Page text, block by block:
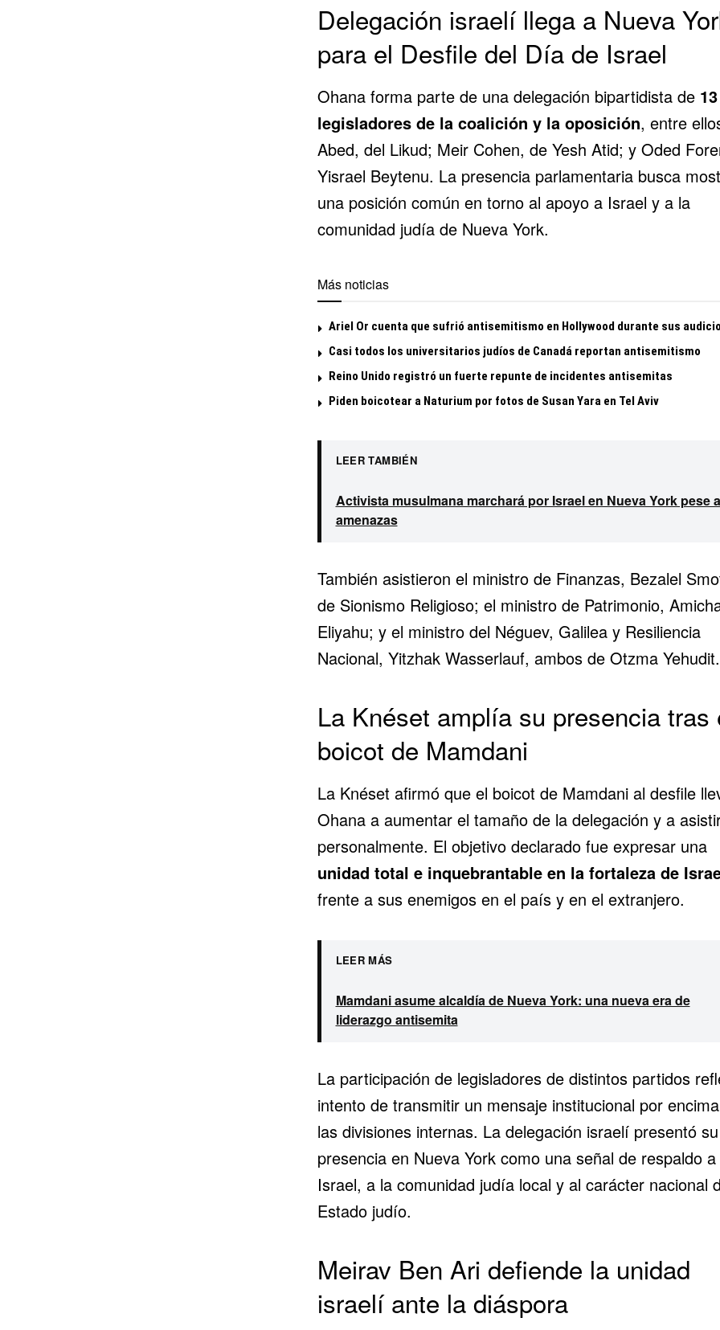
Delegación israelí llega a Nueva
para el Desfile del Día de Israel
Ohana forma parte de una delegación bipartidista de 13
legisladores de la coalición y la oposición, entre
Abed, del Likud; Meir Cohen, de Yesh Atid; y Oded
Yisrael Beytenu. La presencia parlamentaria busca
una posición común en torno al apoyo a Israel y a la
comunidad judía de Nueva York.
Más noticias
Ariel Or cuenta que sufrió antisemitismo en Hollywood durante sus
Casi todos los universitarios judíos de Canadá reportan antisemitismo
Reino Unido registró un fuerte repunte de incidentes antisemitas
Piden boicotear a Naturium por fotos de Susan Yara en Tel Aviv
LEER TAMBIÉN
Activista musulmana marchará por Israel en Nueva York pese a
amenazas
También asistieron el ministro de Finanzas, Bezalel
de Sionismo Religioso; el ministro de Patrimonio,
Eliyahu; y el ministro del Néguev, Galilea y Resiliencia
Nacional, Yitzhak Wasserlauf, ambos de Otzma Yehudit.
La Knéset amplía su presencia tras
boicot de Mamdani
La Knéset afirmó que el boicot de Mamdani al desfile
Ohana a aumentar el tamaño de la delegación y a
personalmente. El objetivo declarado fue expresar una
unidad total e inquebrantable en la fortaleza de
frente a sus enemigos en el país y en el extranjero.
LEER MÁS
Mamdani asume alcaldía de Nueva York: una nueva era de
liderazgo antisemita
La participación de legisladores de distintos partidos
intento de transmitir un mensaje institucional por
las divisiones internas. La delegación israelí presentó su
presencia en Nueva York como una señal de respaldo a
Israel, a la comunidad judía local y al carácter nacional
Estado judío.
Meirav Ben Ari defiende la unidad
israelí ante la diáspora